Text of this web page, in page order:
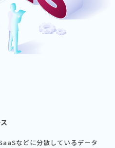
などに分散しているデータ